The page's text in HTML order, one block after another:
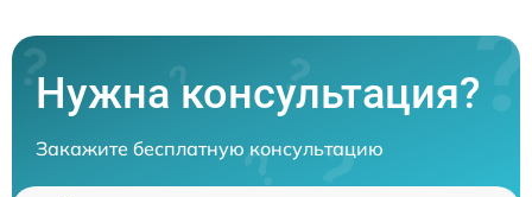
Нужна консультация?
Закажите бесплатную консультацию